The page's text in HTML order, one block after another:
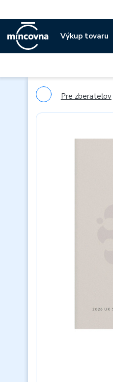
Výkup tovaru
Pre zberateľov